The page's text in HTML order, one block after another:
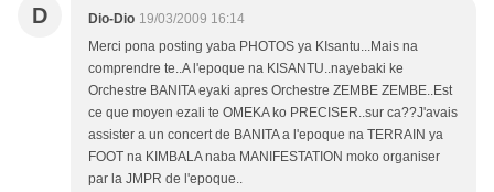
D Dio-Dio 19/03/2009 16:14
Merci pona posting yaba PHOTOS ya KIsantu...Mais na
comprendre te..A l'epoque na KISANTU..nayebaki ke
Orchestre BANITA eyaki apres Orchestre ZEMBE ZEMBE..Est
ce que moyen ezali te OMEKA ko PRECISER..sur ca??J'avais
assister a un concert de BANITA a l'epoque na TERRAIN ya
FOOT na KIMBALA naba MANIFESTATION moko organiser
par la JMPR de l'epoque..